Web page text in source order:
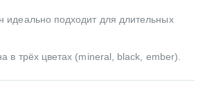
идеально подходит для длительных
в трёх цветах (mineral, black, ember).